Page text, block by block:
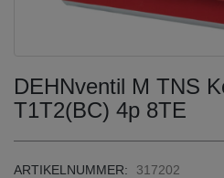
DEHNventil M TNS
T1T2(BC) 4p 8TE
ARTIKELNUMMER: 317202